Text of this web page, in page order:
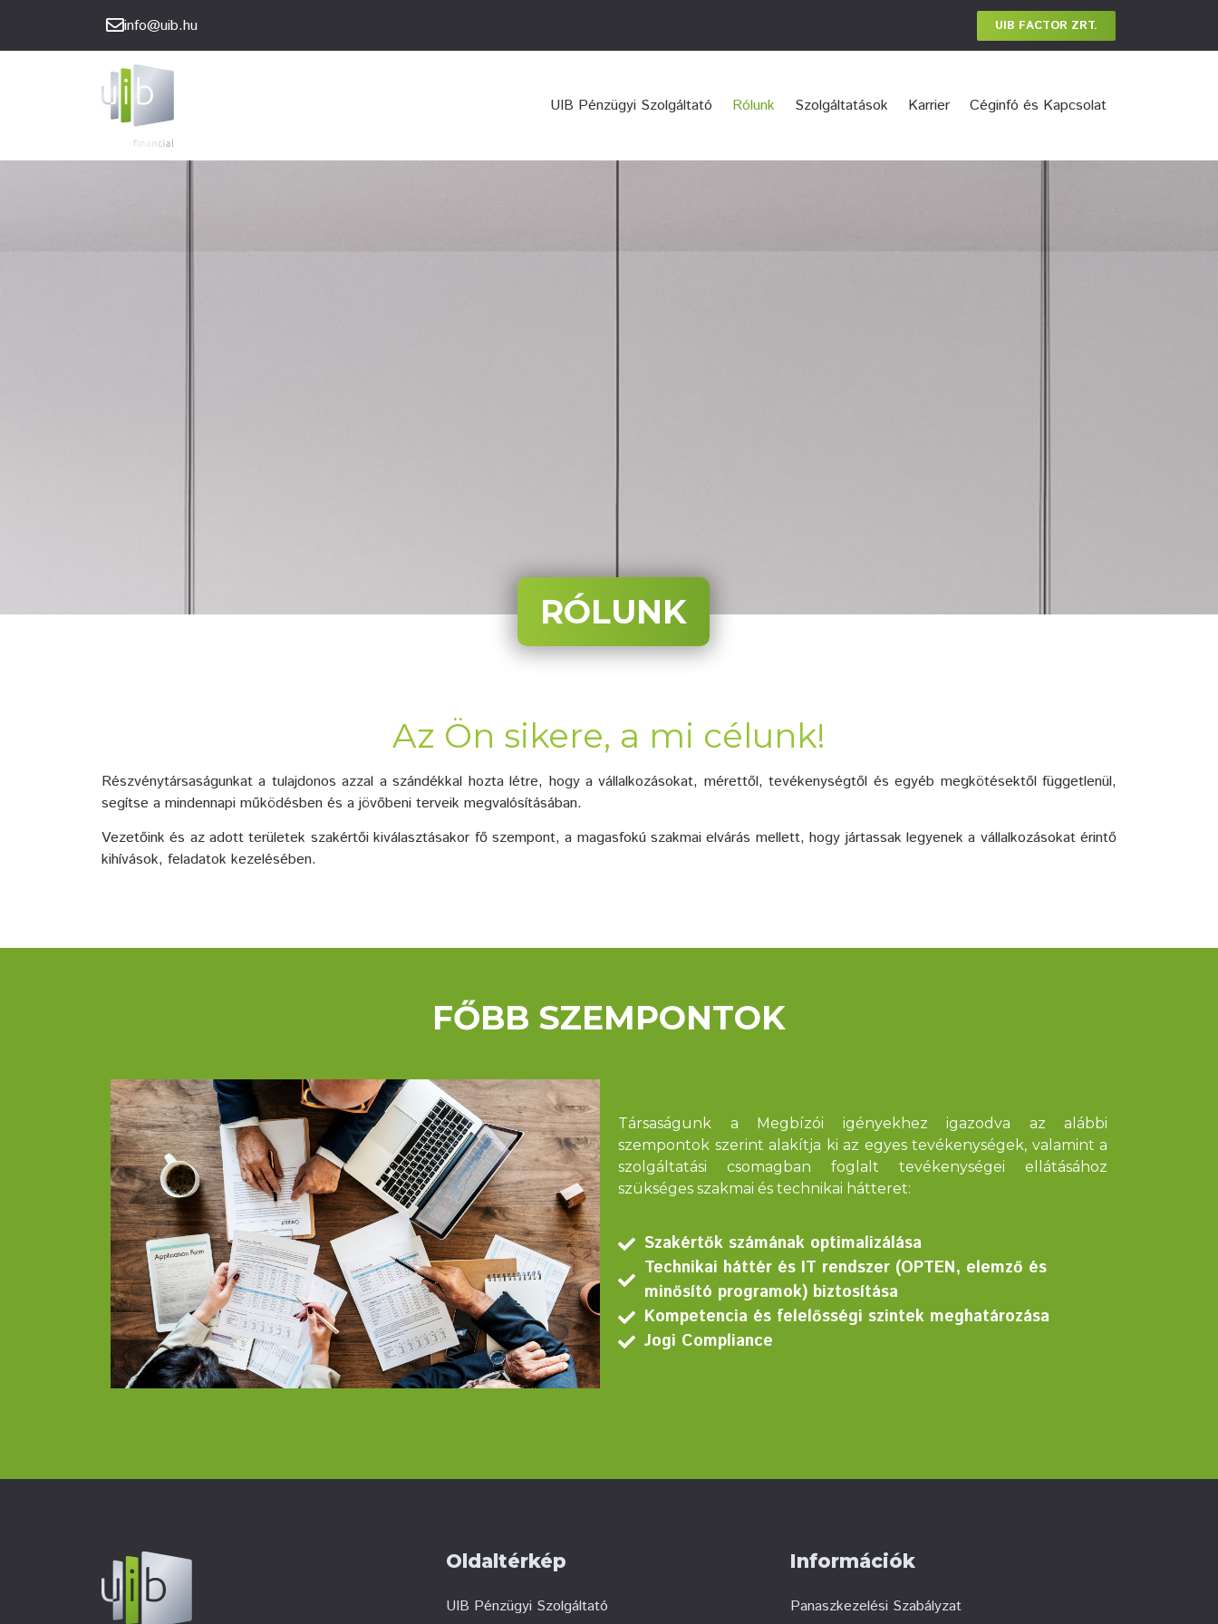
info@uib.hu UIB FACTOR ZRT.
UIB Pénzügyi Szolgáltató Rólunk Szolgáltatások Karrier Céginfó és Kapcsolat
RÓLUNK
Az Ön sikere, a mi célunk!
Részvénytársaságunkat a tulajdonos azzal a szándékkal hozta létre, hogy a vállalkozásokat, mérettől, tevékenységtől és egyéb megkötésektől függetlenül,
segítse a mindennapi működésben és a jövőbeni terveik megvalósításában.
Vezetőink és az adott területek szakértői kiválasztásakor fő szempont, a magasfokú szakmai elvárás mellett, hogy jártassak legyenek a vállalkozásokat érintő
kihívások, feladatok kezelésében.
FŐBB SZEMPONTOK
Társaságunk a Megbízói igényekhez igazodva az alábbi
szempontok szerint alakítja ki az egyes tevékenységek, valamint a
szolgáltatási csomagban foglalt tevékenységei ellátásához
szükséges szakmai és technikai hátteret:
Szakértők számának optimalizálása
Technikai háttér és IT rendszer (OPTEN, elemző és
minősító programok) biztosítása
Kompetencia és felelősségi szintek meghatározása
Jogi Compliance
Oldaltérkép
UIB Pénzügyi Szolgáltató
Információk
Panaszkezelési Szabályzat